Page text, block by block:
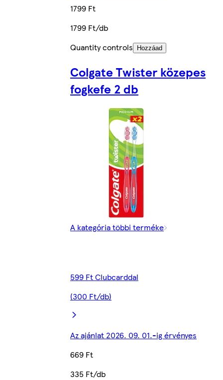
1799 Ft
1799 Ft/db
Quantity controls
Hozzáad
Colgate Twister közepes
fogkefe 2 db
A kategória többi terméke
599 Ft Clubcarddal
(300 Ft/db)
Az ajánlat 2026. 09. 01.-ig érvényes
669 Ft
335 Ft/db